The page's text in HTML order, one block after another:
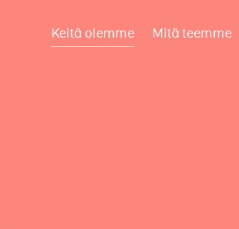
Keitä olemme Mitä teemme